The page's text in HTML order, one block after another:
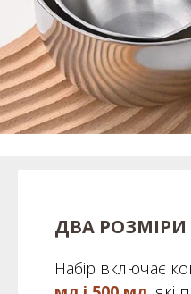
ДВА РОЗМІРИ
Набір включає